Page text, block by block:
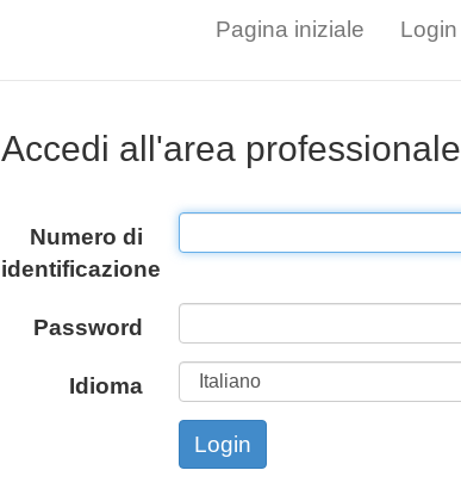
Pagina iniziale Login
Accedi all'area professionale
Numero di
identificazione
Password
Idioma
Login